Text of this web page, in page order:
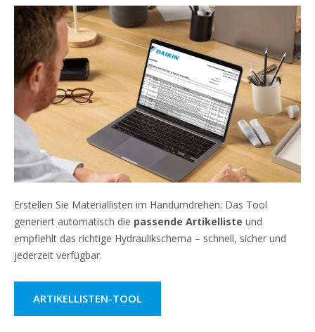
Erstellen Sie Materiallisten im Handumdrehen: Das Tool
generiert automatisch die passende Artikelliste und
empfiehlt das richtige Hydraulikschema – schnell, sicher und
jederzeit verfügbar.
ARTIKELLISTEN-TOOL